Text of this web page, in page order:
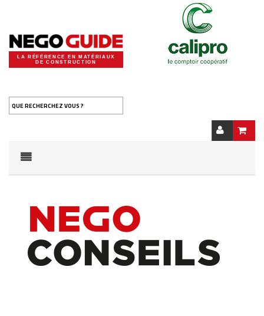
LA RÉFÉRENCE EN MATÉRIAUX
DE CONSTRUCTION
QUE RECHERCHEZ VOUS ?